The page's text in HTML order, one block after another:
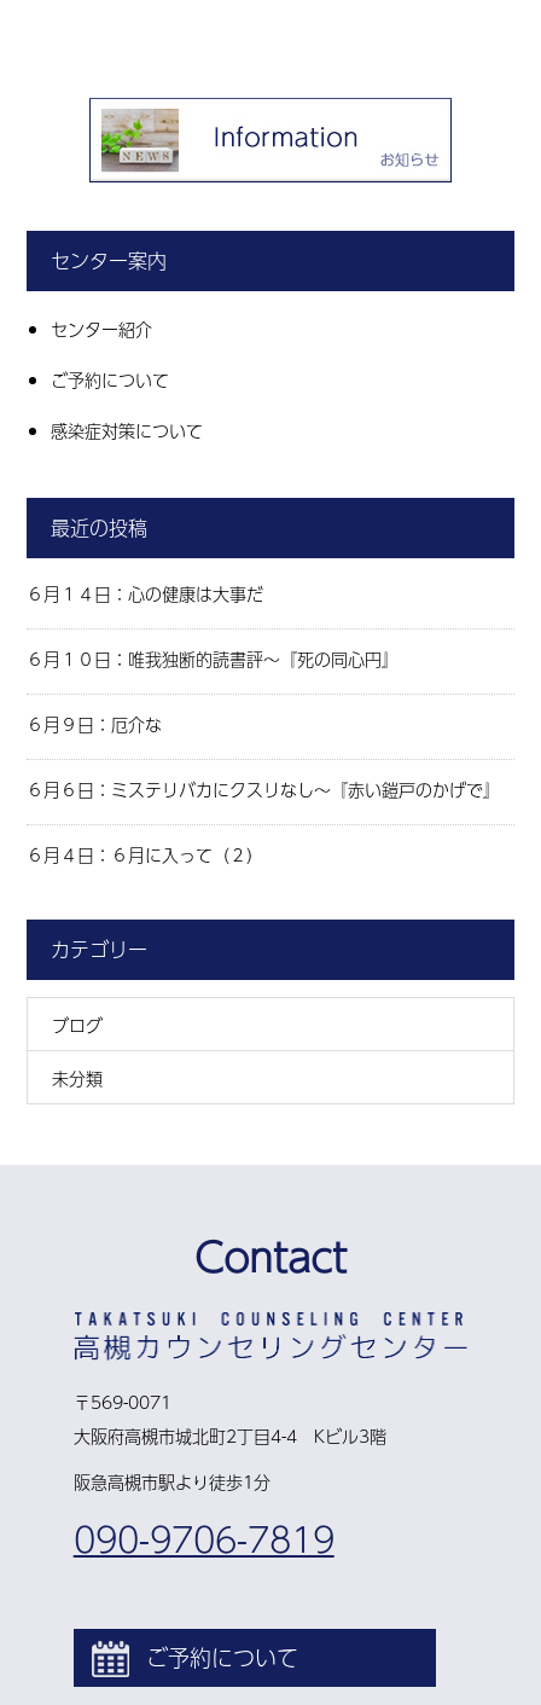
センター案内
センター紹介
ご予約について
感染症対策について
最近の投稿
６月１４日：心の健康は大事だ
６月１０日：唯我独断的読書評～『死の同心円』
６月９日：厄介な
６月６日：ミステリバカにクスリなし～『赤い鎧戸のかげで』
６月４日：６月に入って（２）
カテゴリー
ブログ
未分類
Contact
〒569-0071
大阪府高槻市城北町2丁目4-4 Kビル3階
阪急高槻市駅より徒歩1分
090-9706-7819
ご予約について